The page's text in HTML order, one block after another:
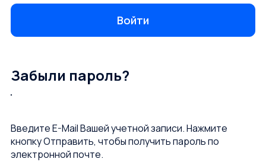
Забыли пароль?
Введите E-Mail Вашей учетной записи. Нажмите
кнопку Отправить, чтобы получить пароль по
электронной почте.